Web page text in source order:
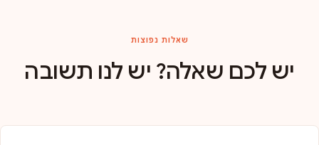
שאלות נפוצות
יש לכם שאלה? יש לנו תשובה